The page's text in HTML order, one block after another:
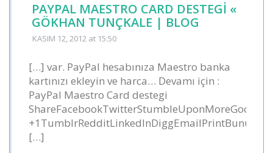
PAYPAL MAESTRO CARD DESTEGI «
GÖKHAN TUNÇKALE | BLOG
KASIM 12, 2012 at 15:50
[…] var. PayPal hesabınıza Maestro banka
kartınızı ekleyin ve harca… Devamı için :
PayPal Maestro Card destegi
ShareFacebookTwitterStumbleUponMoreGoogle
+1TumblrRedditLinkedInDiggEmailPrintBunu
[…]